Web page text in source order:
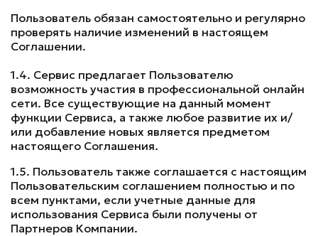
Пользователь обязан самостоятельно и регулярно
проверять наличие изменений в настоящем
Соглашении.
1.4. Сервис предлагает Пользователю
возможность участия в профессиональной онлайн
сети. Все существующие на данный момент
функции Сервиса, а также любое развитие их и/
или добавление новых является предметом
настоящего Соглашения.
1.5. Пользователь также соглашается с настоящим
Пользовательским соглашением полностью и по
всем пунктами, если учетные данные для
использования Сервиса были получены от
Партнеров Компании.